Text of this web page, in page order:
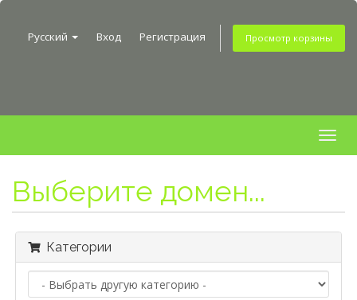
Русский Вход Регистрация Просмотр корзины
Выберите домен...
Категории